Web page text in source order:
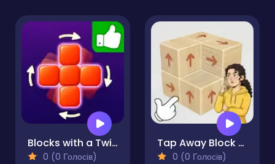
Blocks with a Twist
0 (0 Голосів)
Tap Away Block Puzzle 3D
0 (0 Голосів)